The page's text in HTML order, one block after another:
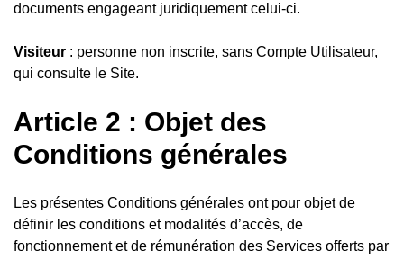
documents engageant juridiquement celui-ci.
Visiteur : personne non inscrite, sans Compte Utilisateur,
qui consulte le Site.
Article 2 : Objet des
Conditions générales
Les présentes Conditions générales ont pour objet de
définir les conditions et modalités d’accès, de
fonctionnement et de rémunération des Services offerts par